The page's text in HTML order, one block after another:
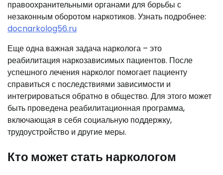
правоохранительными органами для борьбы с
незаконным оборотом наркотиков. Узнать подробнее:
docnarkolog56.ru
Еще одна важная задача нарколога – это
реабилитация наркозависимых пациентов. После
успешного лечения нарколог помогает пациенту
справиться с последствиями зависимости и
интегрироваться обратно в общество. Для этого может
быть проведена реабилитационная программа,
включающая в себя социальную поддержку,
трудоустройство и другие меры.
Кто может стать наркологом